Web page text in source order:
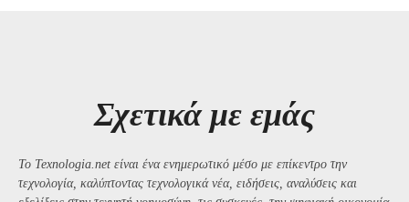
Σχετικά με εμάς
Το Texnologia.net είναι ένα ενημερωτικό μέσο με επίκεντρο την
τεχνολογία, καλύπτοντας τεχνολογικά νέα, ειδήσεις, αναλύσεις και